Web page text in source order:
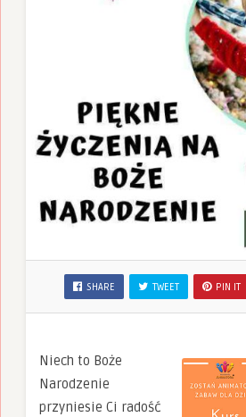
SHARE TWEET PIN IT
Niech to Boże
Narodzenie
przyniesie Ci radość